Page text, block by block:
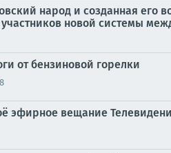
народ и созданная его
новой системы
от бензиновой горелки
эфирное вещание